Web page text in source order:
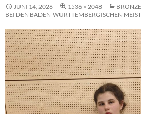
JUNI 14, 2026 1536 × 2048
BEI DEN BADEN-WÜRTTEMBERGISCHEN